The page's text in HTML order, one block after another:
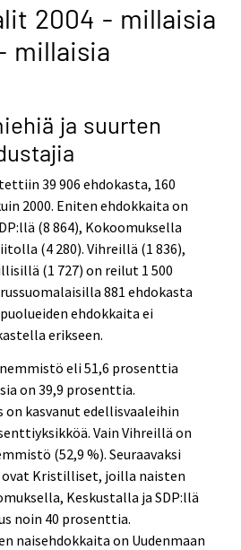
2004 - millaisia
millaisia
ja suurten
39 906 ehdokasta, 160
2000. Eniten ehdokkaita on
(8 864), Kokoomuksella
(4 280). Vihreillä (1 836),
(1 727) on reilut 1 500
881 ehdokasta
ehdokkaita ei
erikseen.
eli 51,6 prosenttia
on 39,9 prosenttia.
on kasvanut edellisvaaleihin
Vain Vihreillä on
(52,9 %). Seuraavaksi
Kristilliset, joilla naisten
Keskustalla ja SDP:llä
noin 40 prosenttia.
naisehdokkaita on Uudenmaan